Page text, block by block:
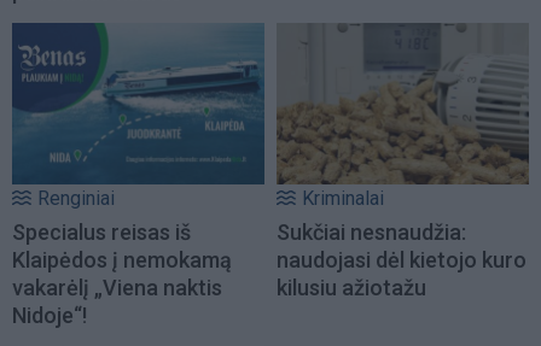
Renginiai
Specialus reisas iš
Klaipėdos į nemokamą
vakarėlį „Viena naktis
Nidoje“!
Kriminalai
Sukčiai nesnaudžia:
naudojasi dėl kietojo kuro
kilusiu ažiotažu